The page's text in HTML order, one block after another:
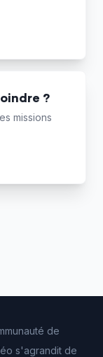
?
missions
de
s'agrandit de